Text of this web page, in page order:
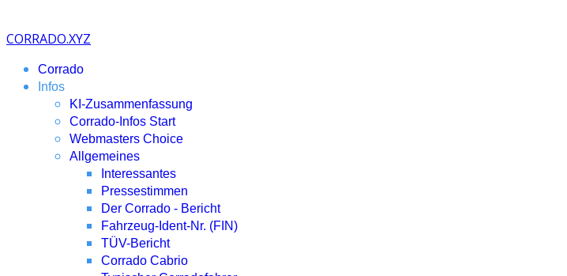
CORRADO.XYZ
Corrado
Infos
KI-Zusammenfassung
Corrado-Infos Start
Webmasters Choice
Allgemeines
Interessantes
Pressestimmen
Der Corrado - Bericht
Fahrzeug-Ident-Nr. (FIN)
TÜV-Bericht
Corrado Cabrio